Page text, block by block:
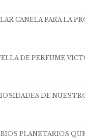
CANELA PARA LA
DE PERFUME
DE
PLANETARIOS